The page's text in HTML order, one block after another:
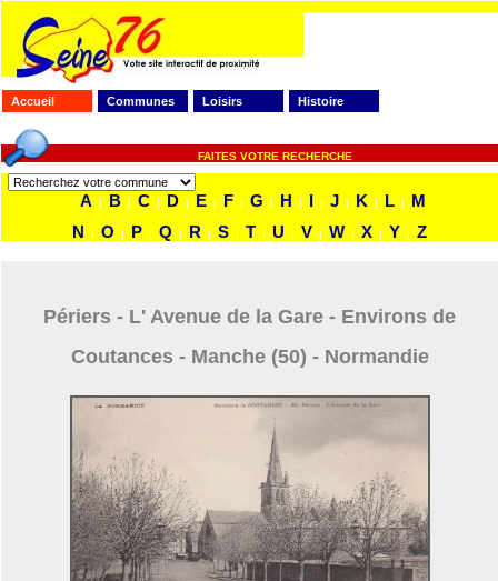
Accueil Communes Loisirs Histoire
FAITES VOTRE RECHERCHE
A | B | C | D | E | F | G | H | I | J | K | L |
M
N
| O | P | Q | R | S | T | U | V | W | X | Y | Z
Périers - L' Avenue de la Gare - Environs de
Coutances - Manche (50) - Normandie